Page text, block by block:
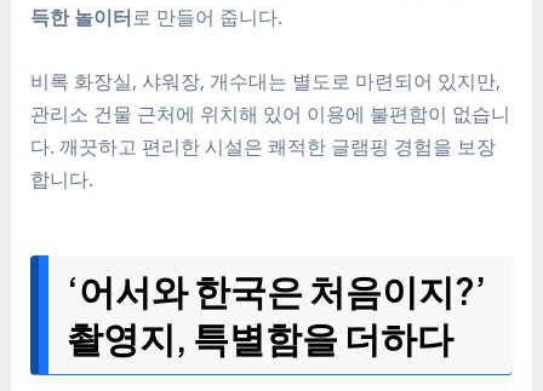
득한 놀이터로 만들어 줍니다.
비록 화장실, 샤워장, 개수대는 별도로 마련되어 있지만,
관리소 건물 근처에 위치해 있어 이용에 불편함이 없습니
다. 깨끗하고 편리한 시설은 쾌적한 글램핑 경험을 보장
합니다.
‘어서와 한국은 처음이지?’
촬영지, 특별함을 더하다